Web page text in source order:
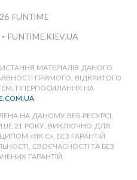
FUNTIME
• FUNTIME.KIEV.UA
МАТЕРІАЛІВ ДАНОГО
ПРЯМОГО, ВІДКРИТОГО
ГІПЕРПОСИЛАННЯ НА
НА ДАНОМУ ВЕБ-РЕСУРСІ,
21 РОКУ, ВИКЛЮЧНО ДЛЯ
«ЯК Є», БЕЗ ГАРАНТІЙ
СВОЄЧАСНОСТІ ТА БЕЗ
ГАРАНТІЙ.